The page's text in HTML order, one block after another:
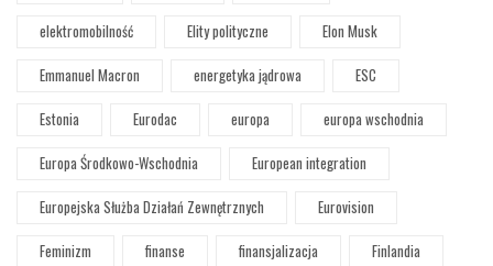
elektromobilność
Elity polityczne
Elon Musk
Emmanuel Macron
energetyka jądrowa
ESC
Estonia
Eurodac europa
europa wschodnia
Europa Środkowo-Wschodnia
European integration
Europejska Służba Działań Zewnętrznych
Eurovision
Feminizm
finanse finansjalizacja
Finlandia